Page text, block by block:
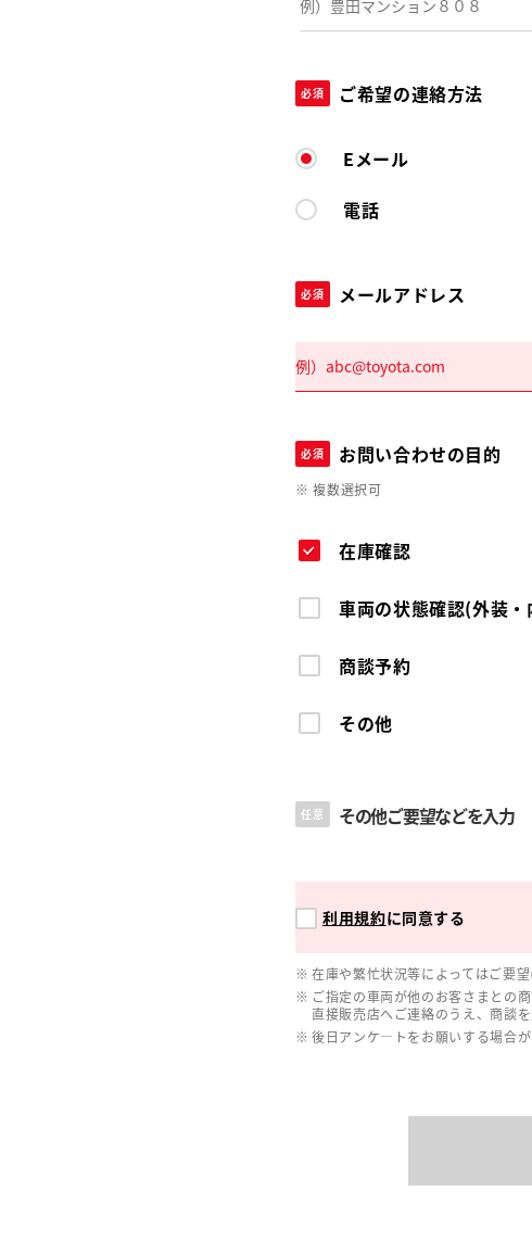
必須 ご希望の連絡方法
Eメール
電話
必須 メールアドレス
必須 お問い合わせの目的
※ 複数選択可
在庫確認
車両の状態確認(外装
商談予約
その他
任意 その他ご要望などを入力
利用規約に同意する
在庫や繁忙状況等によってはご要
ご指定の車両が他のお客さまとの
直接販売店へご連絡のうえ、商談を
後日アンケ―トをお願いする場合が